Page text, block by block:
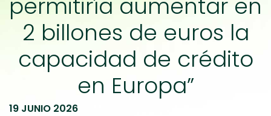
permitiría aumentar en
2 billones de euros la
capacidad de crédito
en Europa”
19 JUNIO 2026